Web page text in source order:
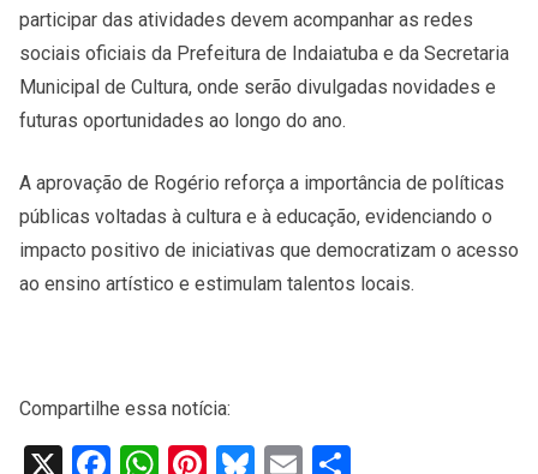
participar das atividades devem acompanhar as redes
sociais oficiais da Prefeitura de Indaiatuba e da Secretaria
Municipal de Cultura, onde serão divulgadas novidades e
futuras oportunidades ao longo do ano.
A aprovação de Rogério reforça a importância de políticas
públicas voltadas à cultura e à educação, evidenciando o
impacto positivo de iniciativas que democratizam o acesso
ao ensino artístico e estimulam talentos locais.
Compartilhe essa notícia:
X Facebook
WhatsApp
Pinterest
Bluesky
Email